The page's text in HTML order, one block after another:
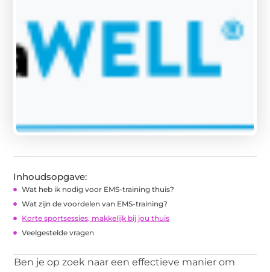
Inhoudsopgave:
Wat heb ik nodig voor EMS-training thuis?
Wat zijn de voordelen van EMS-training?
Korte sportsessies, makkelijk bij jou thuis
Veelgestelde vragen
Ben je op zoek naar een effectieve manier om